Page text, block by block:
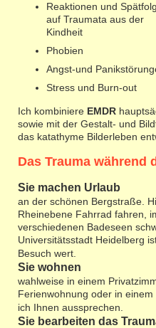
Reaktionen und
auf Traumata aus der
Kindheit
Phobien
Angst-und
Stress und Burn-out
Ich kombiniere EMDR
sowie mit der Gestalt- und
das katathyme Bilderleben
Das Trauma während
Sie machen Urlaub
an der schönen Bergstraße.
Rheinebene Fahrrad fahren,
verschiedenen Badeseen
Universitätsstadt Heidelberg
Besuch wert.
Sie wohnen
wahlweise in einem
Ferienwohnung oder in
ich Ihnen aussprechen.
Sie bearbeiten das